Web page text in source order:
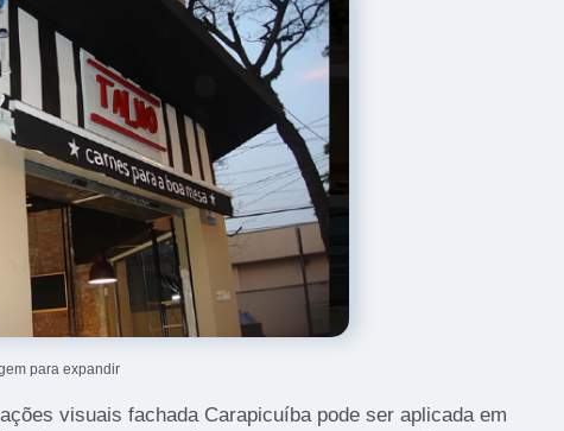
para expandir
visuais fachada Carapicuíba pode ser aplicada em